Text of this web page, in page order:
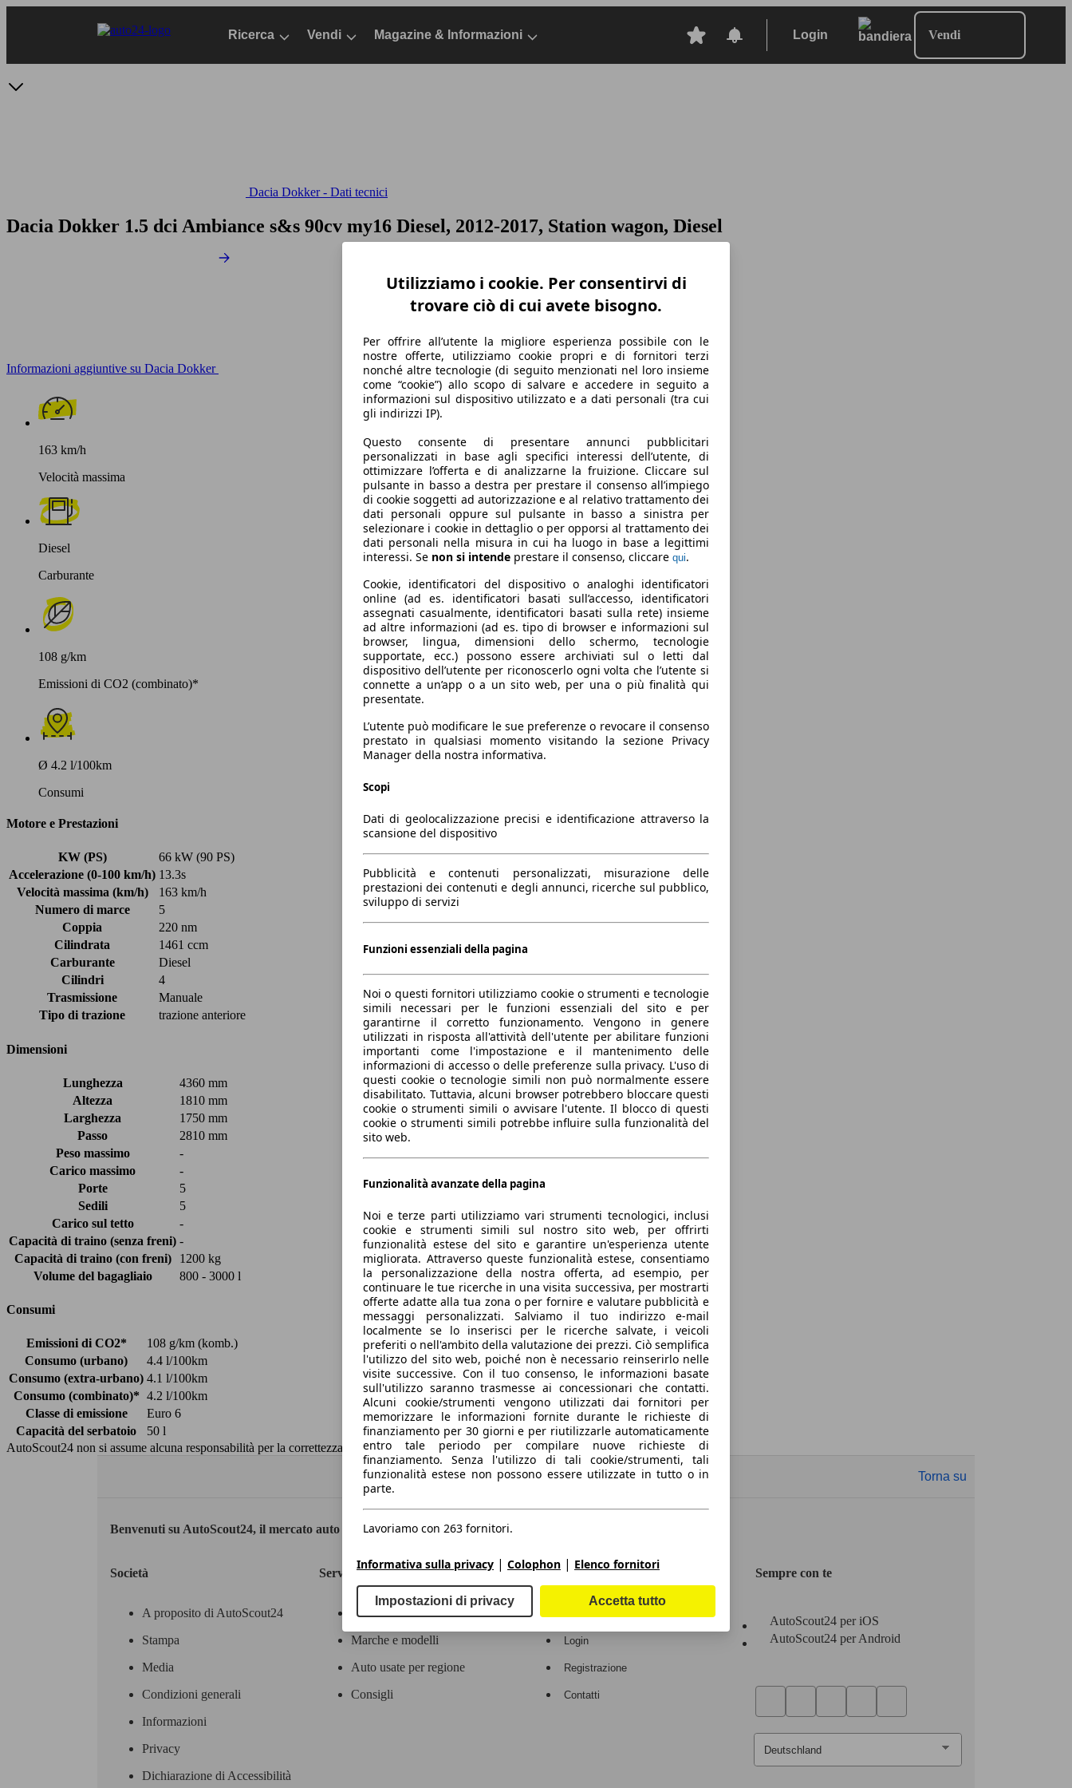
Ricerca Vendi Magazine & Informazioni Login Vendi
Dacia Dokker - Dati tecnici
Dacia Dokker 1.5 dci Ambiance s&s 90cv my16 Diesel, 2012-2017, Station wagon, Diesel
Informazioni aggiuntive su Dacia Dokker
163 km/h
Velocità massima
Diesel
Carburante
108 g/km
Emissioni di CO2 (combinato)*
Ø 4.2 l/100km
Consumi
Motore e Prestazioni
KW (PS)
66 kW (90 PS)
Accelerazione (0-100 km/h) 13.3s
Velocità massima (km/h)
163 km/h
Numero di marce
5
Coppia
220 nm
Cilindrata
1461 ccm
Carburante
Diesel
Cilindri
4
Trasmissione
Manuale
Tipo di trazione
trazione anteriore
Dimensioni
Lunghezza
4360 mm
Altezza
1810 mm
Larghezza
1750 mm
Passo
2810 mm
Peso massimo
-
Carico massimo
-
Porte
5
Sedili
5
Carico sul tetto
-
Capacità di traino (senza freni) -
Capacità di traino (con freni)
1200 kg
Volume del bagagliaio
800 - 3000 l
Consumi
Emissioni di CO2*
108 g/km (komb.)
Consumo (urbano)
4.4 l/100km
Consumo (extra-urbano) 4.1 l/100km
Consumo (combinato)* 4.2 l/100km
Classe di emissione
Euro 6
Capacità del serbatoio
50 l
AutoScout24 non si assume alcuna responsabilità per la correttezza dei dati.
Torna su
Benvenuti su AutoScout24, il mercato auto europeo.
Società
A proposito di AutoScout24
Stampa
Media
Condizioni generali
Informazioni
Privacy
Dichiarazione di Accessibilità
Servizi
Contatti
Marche e modelli
Auto usate per regione
Consigli
Area rivenditori
Login
Registrazione
Contatti
Sempre con te
AutoScout24 per iOS
AutoScout24 per Android
Utilizziamo i cookie. Per consentirvi di
trovare ciò di cui avete bisogno.
Per offrire all’utente la migliore esperienza possibile con le
nostre offerte, utilizziamo cookie propri e di fornitori terzi
nonché altre tecnologie (di seguito menzionati nel loro insieme
come “cookie”) allo scopo di salvare e accedere in seguito a
informazioni sul dispositivo utilizzato e a dati personali (tra cui
gli indirizzi IP).
Questo consente di presentare annunci pubblicitari
personalizzati in base agli specifici interessi dell’utente, di
ottimizzare l’offerta e di analizzarne la fruizione. Cliccare sul
pulsante in basso a destra per prestare il consenso all’impiego
di cookie soggetti ad autorizzazione e al relativo trattamento dei
dati personali oppure sul pulsante in basso a sinistra per
selezionare i cookie in dettaglio o per opporsi al trattamento dei
dati personali nella misura in cui ha luogo in base a legittimi
interessi. Se non si intende prestare il consenso, cliccare qui.
Cookie, identificatori del dispositivo o analoghi identificatori
online (ad es. identificatori basati sull’accesso, identificatori
assegnati casualmente, identificatori basati sulla rete) insieme
ad altre informazioni (ad es. tipo di browser e informazioni sul
browser, lingua, dimensioni dello schermo, tecnologie
supportate, ecc.) possono essere archiviati sul o letti dal
dispositivo dell’utente per riconoscerlo ogni volta che l’utente si
connette a un’app o a un sito web, per una o più finalità qui
presentate.
L’utente può modificare le sue preferenze o revocare il consenso
prestato in qualsiasi momento visitando la sezione Privacy
Manager della nostra informativa.
Scopi
Dati di geolocalizzazione precisi e identificazione attraverso la
scansione del dispositivo
Pubblicità e contenuti personalizzati, misurazione delle
prestazioni dei contenuti e degli annunci, ricerche sul pubblico,
sviluppo di servizi
Funzioni essenziali della pagina
Noi o questi fornitori utilizziamo cookie o strumenti e tecnologie
simili necessari per le funzioni essenziali del sito e per
garantirne il corretto funzionamento. Vengono in genere
utilizzati in risposta all'attività dell'utente per abilitare funzioni
importanti come l'impostazione e il mantenimento delle
informazioni di accesso o delle preferenze sulla privacy. L'uso di
questi cookie o tecnologie simili non può normalmente essere
disabilitato. Tuttavia, alcuni browser potrebbero bloccare questi
cookie o strumenti simili o avvisare l'utente. Il blocco di questi
cookie o strumenti simili potrebbe influire sulla funzionalità del
sito web.
Funzionalità avanzate della pagina
Noi e terze parti utilizziamo vari strumenti tecnologici, inclusi
cookie e strumenti simili sul nostro sito web, per offrirti
funzionalità estese del sito e garantire un'esperienza utente
migliorata. Attraverso queste funzionalità estese, consentiamo
la personalizzazione della nostra offerta, ad esempio, per
continuare le tue ricerche in una visita successiva, per mostrarti
offerte adatte alla tua zona o per fornire e valutare pubblicità e
messaggi personalizzati. Salviamo il tuo indirizzo e-mail
localmente se lo inserisci per le ricerche salvate, i veicoli
preferiti o nell'ambito della valutazione dei prezzi. Ciò semplifica
l'utilizzo del sito web, poiché non è necessario reinserirlo nelle
visite successive. Con il tuo consenso, le informazioni basate
sull'utilizzo saranno trasmesse ai concessionari che contatti.
Alcuni cookie/strumenti vengono utilizzati dai fornitori per
memorizzare le informazioni fornite durante le richieste di
finanziamento per 30 giorni e per riutilizzarle automaticamente
entro tale periodo per compilare nuove richieste di
finanziamento. Senza l'utilizzo di tali cookie/strumenti, tali
funzionalità estese non possono essere utilizzate in tutto o in
parte.
Lavoriamo con 263 fornitori.
Informativa sulla privacy | Colophon | Elenco fornitori
Impostazioni di privacy Accetta tutto